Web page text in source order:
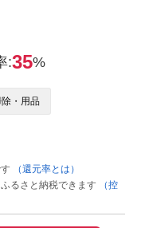
:35%
・用品
（還元率とは）
るさと納税できます
（控